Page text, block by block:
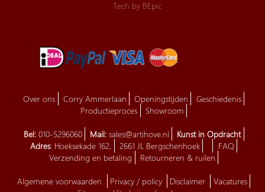
Tech by BEpic
Over ons Corry Ammerlaan Openingstijden
Geschiedenis
Productieproces
Showroom
Bel: 010-5296060 Mail: sales@artihove.nl
Kunst in Opdracht
Adres: Hoeksekade 162, 2661 JL Bergschenhoek
FAQ
Verzending en betaling
Retourneren & ruilen
Algemene voorwaarden Privacy / policy Disclaimer
Vacatures